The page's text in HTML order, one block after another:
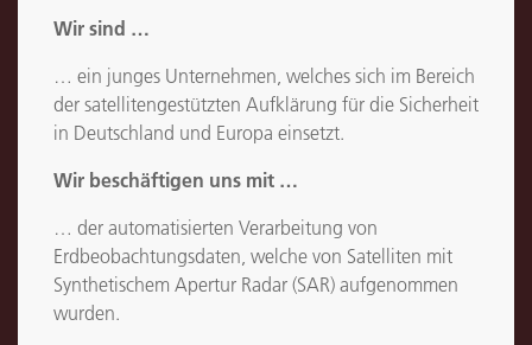
Wir sind …
… ein junges Unternehmen, welches sich im Bereich
der satellitengestützten Aufklärung für die Sicherheit
in Deutschland und Europa einsetzt.
Wir beschäftigen uns mit …
… der automatisierten Verarbeitung von
Erdbeobachtungsdaten, welche von Satelliten mit
Synthetischem Apertur Radar (SAR) aufgenommen
wurden.